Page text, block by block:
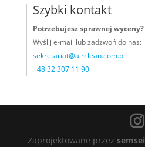
Szybki kontakt
Potrzebujesz sprawnej wyceny?
Wyślij e-mail lub zadzwoń do nas:
sekretariat@airclean.com.pl
+48 32 307 11 90
Zaprojektowane przez semsei